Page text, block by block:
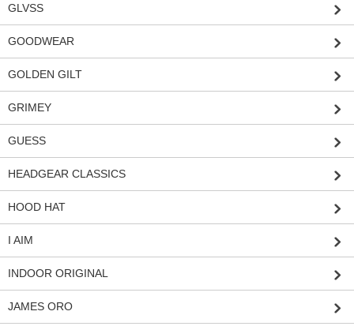
GLVSS
GOODWEAR
GOLDEN GILT
GRIMEY
GUESS
HEADGEAR CLASSICS
HOOD HAT
I AIM
INDOOR ORIGINAL
JAMES ORO